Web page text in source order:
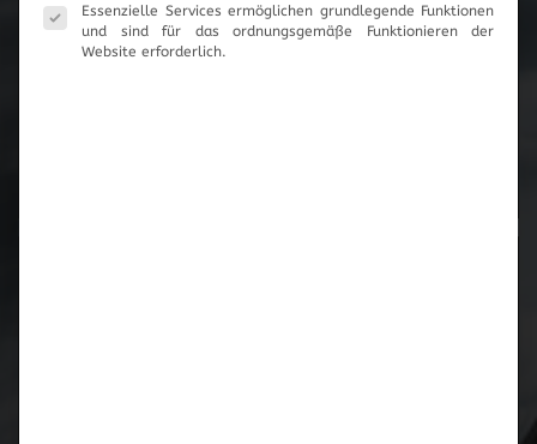
Es wurden keine Artikel vorgemerkt
Essenzielle Services ermöglichen grundlegende Funktionen
und sind für das ordnungsgemäße Funktionieren der
Website erforderlich.